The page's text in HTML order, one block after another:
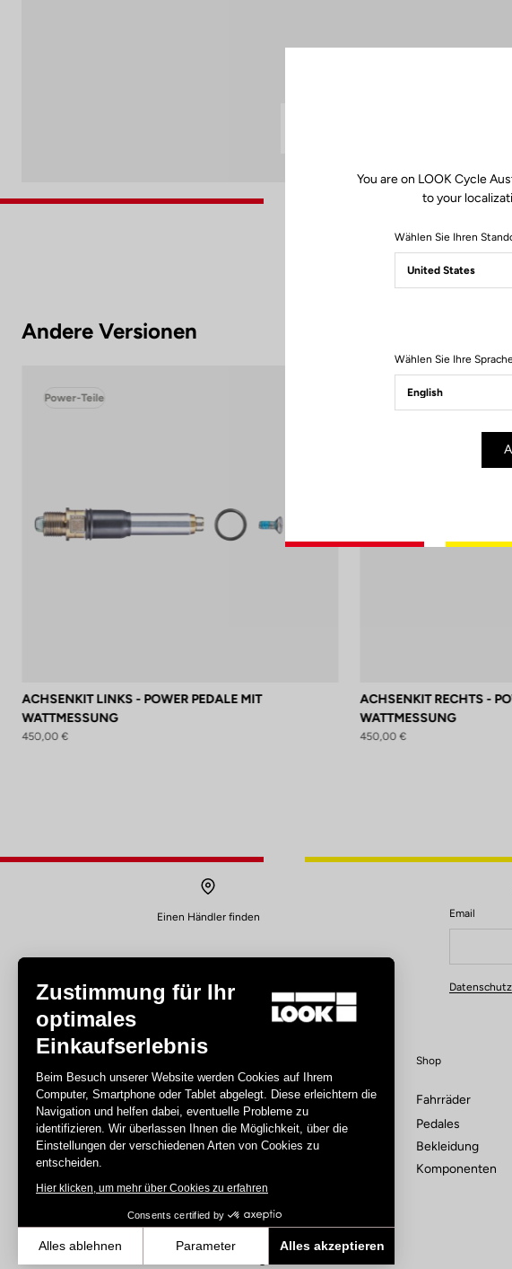
Andere Versionen
Power-Teile
ACHSENKIT LINKS - POWER PEDALE MIT
WATTMESSUNG
450,00 €
Power-Teile
ACHSENKIT RECHTS -
WATTMESSUNG
450,00 €
Einen Händler finden Email
Deine E-
Straße
Bahn
Triathlon
E-bike
MTB
Shop
Fahrräder
Pedales
Bekleidung
Komponenten
You are on LOOK Cycle
to your
Wählen Sie Ihren
Wählen Sie Ihre
Zustimmung für Ihr
optimales
Einkaufserlebnis
Beim Besuch unserer Website werden Cookies auf Ihrem
Computer, Smartphone oder Tablet abgelegt. Diese erleichtern die
Navigation und helfen dabei, eventuelle Probleme zu
identifizieren. Wir überlassen Ihnen die Möglichkeit, über die
Einstellungen der verschiedenen Arten von Cookies zu
entscheiden.
Hier klicken, um mehr über Cookies zu erfahren
Consents certified by
Alles ablehnen Parameter
Alles akzeptieren